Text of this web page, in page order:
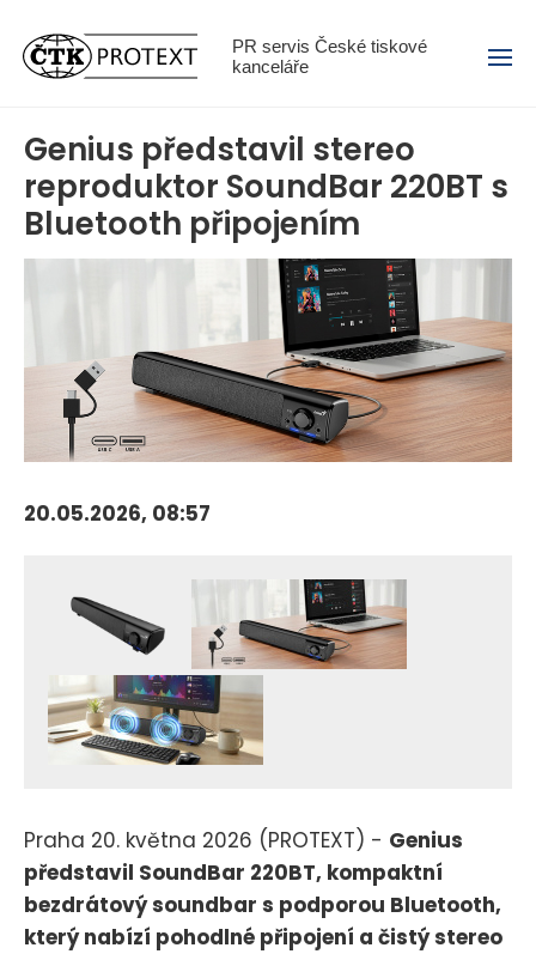
PR servis České tiskové
kanceláře
Menu
Genius představil stereo
reproduktor SoundBar 220BT s
Bluetooth připojením
20.05.2026, 08:57
Praha 20. května 2026 (PROTEXT) - Genius
představil SoundBar 220BT, kompaktní
bezdrátový soundbar s podporou Bluetooth,
který nabízí pohodlné připojení a čistý stereo